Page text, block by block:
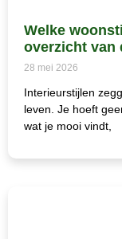
Welke
overzicht van
28 mei 2026
Interieurstijlen
leven. Je hoeft
wat je mooi vindt,